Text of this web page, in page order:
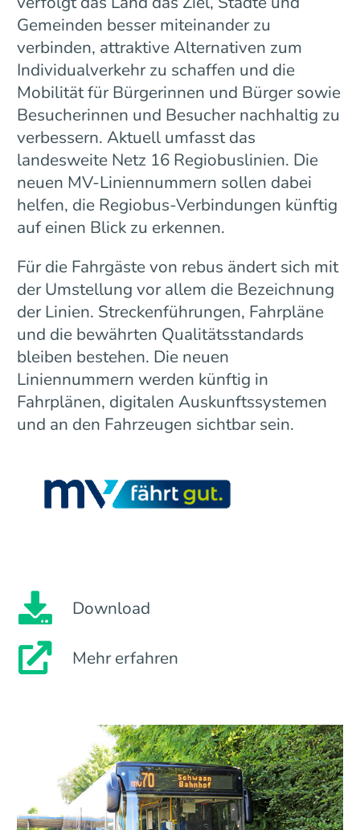
Gemeinden besser miteinander zu
verbinden, attraktive Alternativen zum
Individualverkehr zu schaffen und die
Mobilität für Bürgerinnen und Bürger sowie
Besucherinnen und Besucher nachhaltig zu
verbessern. Aktuell umfasst das
landesweite Netz 16 Regiobuslinien. Die
neuen MV-Liniennummern sollen dabei
helfen, die Regiobus-Verbindungen künftig
auf einen Blick zu erkennen.
Für die Fahrgäste von rebus ändert sich mit
der Umstellung vor allem die Bezeichnung
der Linien. Streckenführungen, Fahrpläne
und die bewährten Qualitätsstandards
bleiben bestehen. Die neuen
Liniennummern werden künftig in
Fahrplänen, digitalen Auskunftssystemen
und an den Fahrzeugen sichtbar sein.
Download
Mehr erfahren